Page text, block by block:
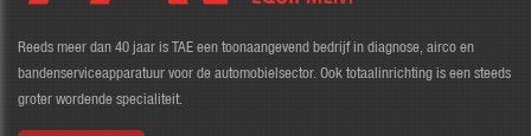
Reeds meer dan 40 jaar is TAE een toonaangevend bedrijf in diagnose, airco en
bandenserviceapparatuur voor de automobielsector. Ook totaalinrichting is een steeds
groter wordende specialiteit.